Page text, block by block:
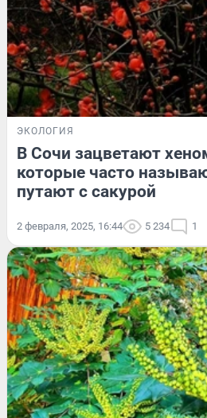
ЭКОЛОГИЯ
В Сочи зацветают
которые часто
путают с сакурой
2 февраля, 2025, 16:44 5 234 1